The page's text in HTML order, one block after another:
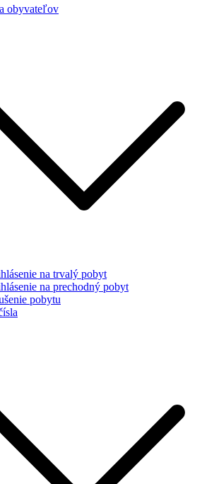
obyvateľov
na trvalý pobyt
na prechodný pobyt
pobytu